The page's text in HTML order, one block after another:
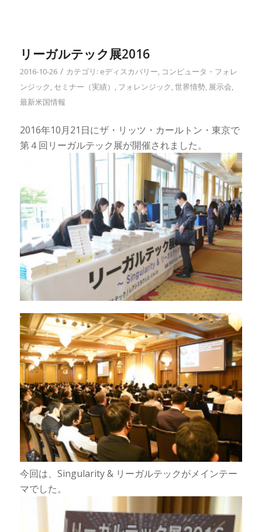
リーガルテック展2016
2016-10-26 / カテゴリ: eディスカバリー, コンピュータ・フォレ
ンジック, セミナー（実績） , フォレンジック,世界情勢, 展示会,
最新米国情報
2016年10月21日にザ・リッツ・カールトン・東京で
第４回リーガルテック展が開催されました。
今回は、Singularity & リーガルテックがメインテー
マでした。